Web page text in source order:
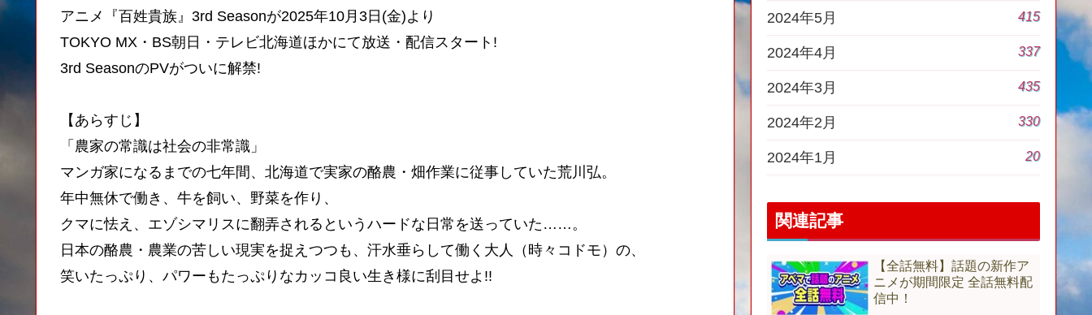
アニメ『百姓貴族』3rd Seasonが2025年10月3日(金)より
TOKYO MX・BS朝日・テレビ北海道ほかにて放送・配信スタート!
3rd SeasonのPVがついに解禁!
【あらすじ】
「農家の常識は社会の非常識」
マンガ家になるまでの七年間、北海道で実家の酪農・畑作業に従事していた荒川弘。
年中無休で働き、牛を飼い、野菜を作り、
クマに怯え、エゾシマリスに翻弄されるというハードな日常を送っていた……。
日本の酪農・農業の苦しい現実を捉えつつも、汗水垂らして働く大人（時々コドモ）の、
笑いたっぷり、パワーもたっぷりなカッコ良い生き様に刮目せよ!!
2024年5月 415
2024年4月 337
2024年3月 435
2024年2月 330
2024年1月 20
関連記事
【全話無料】話題の新作ア
ニメが期間限定 全話無料配
信中！